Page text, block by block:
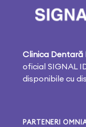
Clinica Dentară
oficial SIGNAL
disponibile cu
PARTENERI